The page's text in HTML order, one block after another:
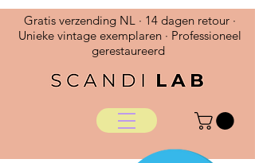
Gratis verzending NL · 14 dagen retour ·
Unieke vintage exemplaren · Professioneel
gerestaureerd